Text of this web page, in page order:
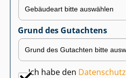
Grund des Gutachtens
Ich habe den Datenschutz